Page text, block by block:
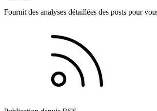
Fournit des analyses détaillées des posts pour